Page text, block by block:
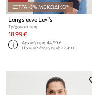
ΕΞΤΡΑ -5% ΜΕ ΚΩΔΙΚΟ*
Longsleeve Levi's
Τρέχουσα τιμή:
18,99 €
Αρχική τιμή:44,99 €
Η χαμηλότερη τιμή:22,49 €